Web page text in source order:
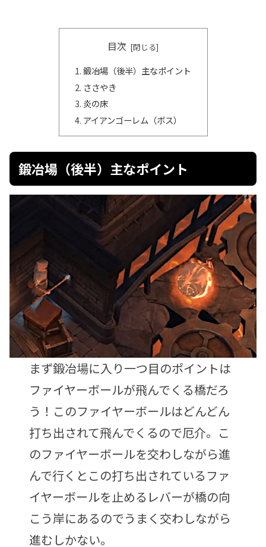
目次
鍛冶場（後半）主なポイント
ささやき
炎の床
アイアンゴーレム（ボス）
鍛冶場（後半）主なポイント
まず鍛冶場に入り一つ目のポイントは
ファイヤーボールが飛んでくる橋だろ
う！このファイヤーボールはどんどん
打ち出されて飛んでくるので厄介。こ
のファイヤーボールを交わしながら進
んで行くとこの打ち出されているファ
イヤーボールを止めるレバーが橋の向
こう岸にあるのでうまく交わしながら
進むしかない。